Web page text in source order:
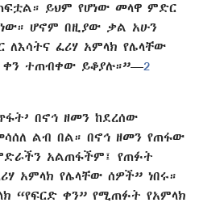
ይህም የሆነው መላዋ ምድር
ሆኖም በዚያው ቃል አሁን
ፈሪሃ አምላክ የሌላቸው
ተጠብቀው ይቆያሉ።”—2
በኖኅ ዘመን ከደረሰው
ልብ በል። በኖኅ ዘመን የጠፋው
አልጠፋችም፤ የጠፉት
አምላክ የሌላቸው ሰዎች” ነበሩ።
“የፍርድ ቀን” የሚጠፉት የአምላክ